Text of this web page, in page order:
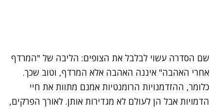
שם הסדרה עשוי לבלבל את הצופים: הליבה של "המרדף
אחרי האהבה" איננה האהבה אלא המרדף, וטוב שכך.
כלומר, ההזדמנויות הרומנטיות אמנם מתוות את חיי
הדמויות אבל הן לעולם לא מגדירות אותן. לאורך הפרקים,